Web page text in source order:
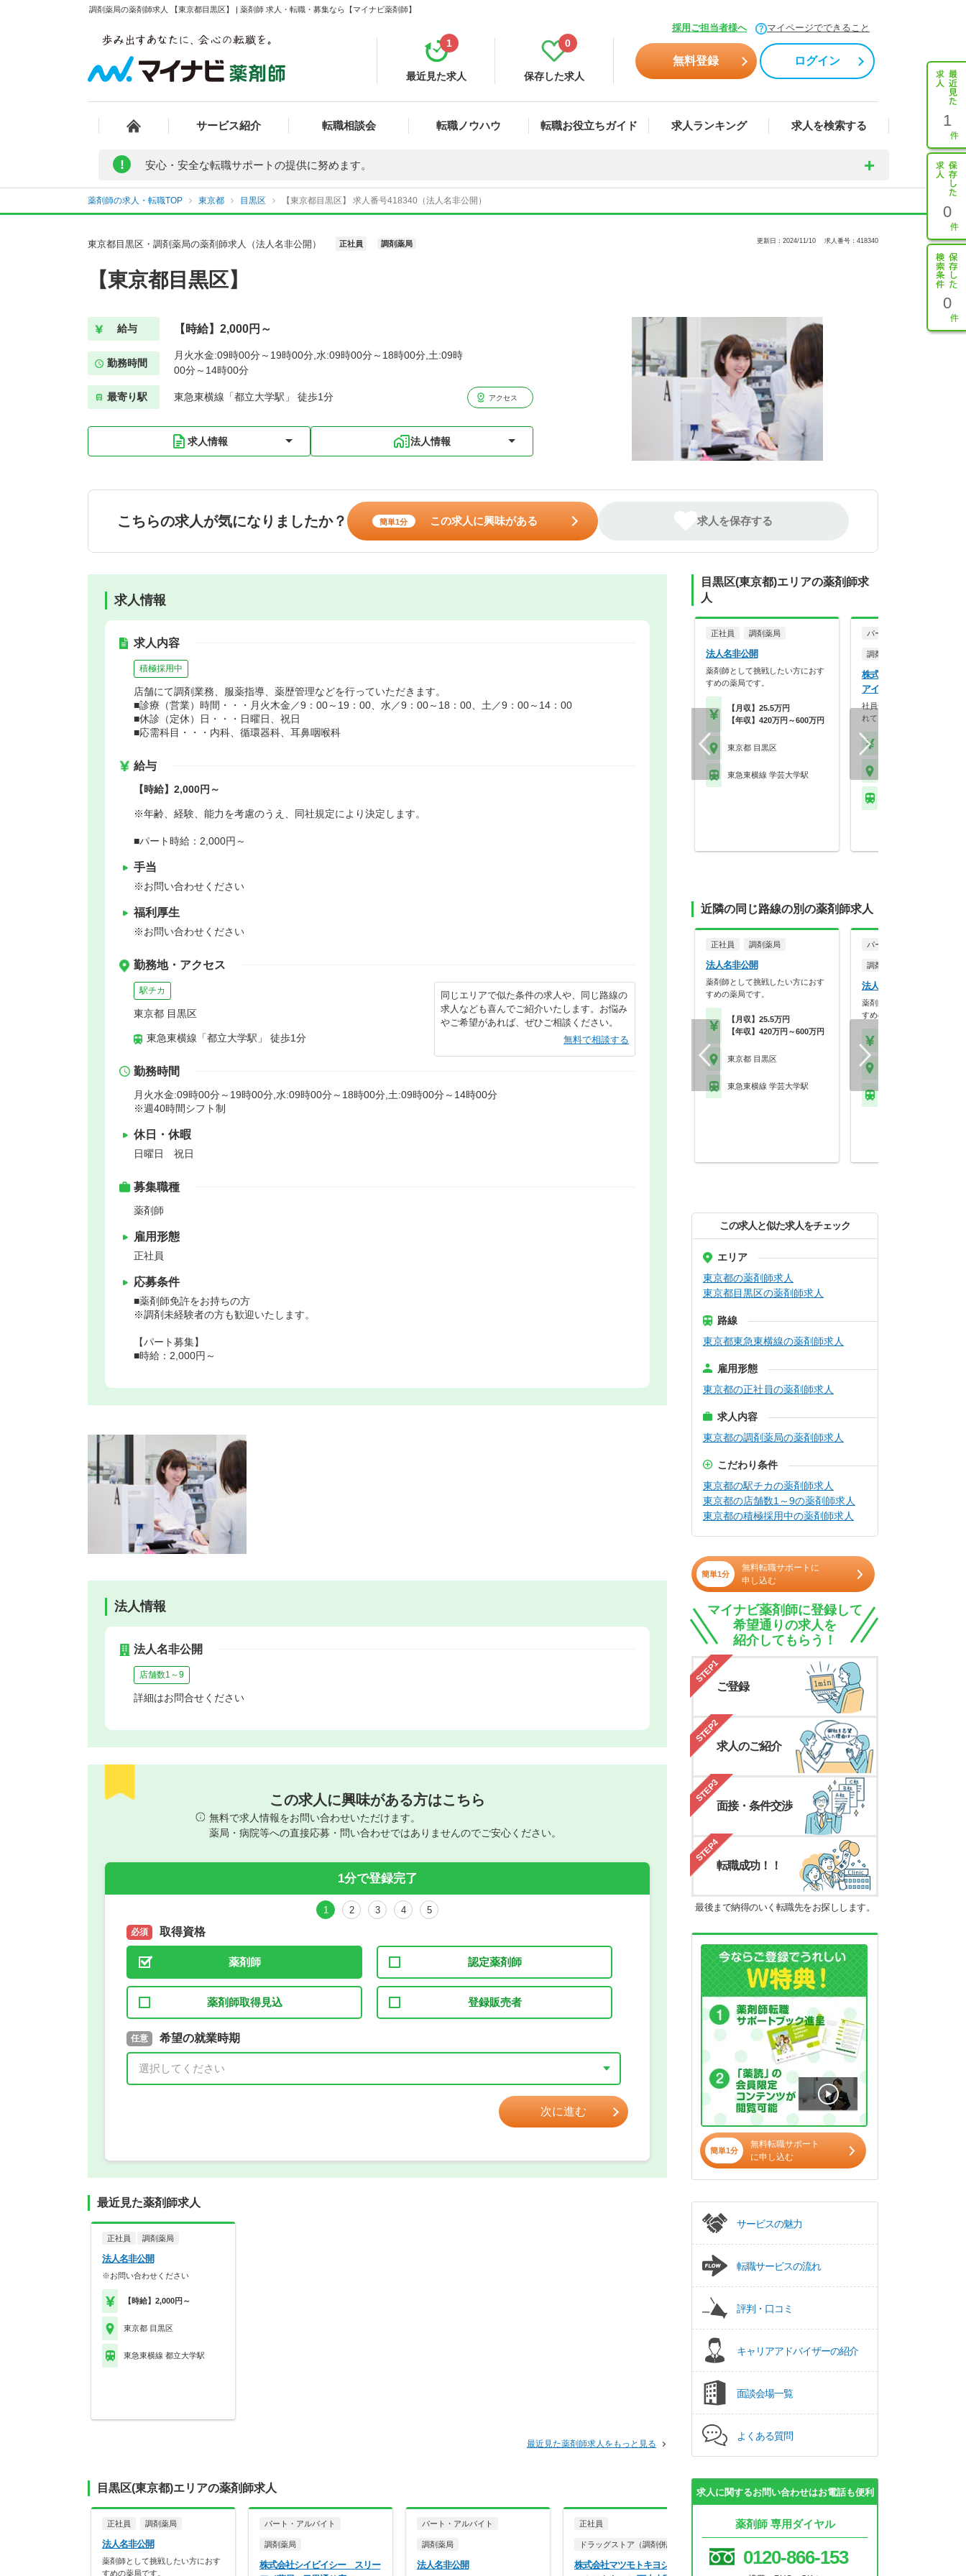
調剤薬局の薬剤師求人 【東京都目黒区】 | 薬剤師 求人・転職・募集なら【マイナビ薬剤師】
採用ご担当者様へ マイページでできること
最近見た求人
1
保存した求人
0
無料登録 ログイン
サービス紹介 転職相談会 転職ノウハウ 転職お役立ちガイド 求人ランキング 求人を検索する 1
0
0
! 安心・安全な転職サポートの提供に努めます。
薬剤師の求人・転職TOP 東京都 目黒区 【東京都目黒区】 求人番号418340（法人名非公開）
東京都目黒区・調剤薬局の薬剤師求人（法人名非公開） 正社員 調剤薬局 更新日：2024/11/10 求人番号：418340
【東京都目黒区】
給与 【時給】2,000円～
勤務時間
月火水金:09時00分～19時00分,水:09時00分～18時00分,土:09時
00分～14時00分
最寄り駅 東急東横線「都立大学駅」 徒歩1分 アクセス
求人情報 法人情報
こちらの求人が気になりましたか？ 簡単1分 この求人に興味がある 求人を保存する
求人情報
求人内容
積極採用中
店舗にて調剤業務、服薬指導、薬歴管理などを行っていただきます。
■診療（営業）時間・・・月火木金／9：00～19：00、水／9：00～18：00、土／9：00～14：00
■休診（定休）日・・・日曜日、祝日
■応需科目・・・内科、循環器科、耳鼻咽喉科
給与
【時給】2,000円～
※年齢、経験、能力を考慮のうえ、同社規定により決定します。
■パート時給：2,000円～
手当
※お問い合わせください
福利厚生
※お問い合わせください
勤務地・アクセス
駅チカ
東京都 目黒区
東急東横線「都立大学駅」 徒歩1分
同じエリアで似た条件の求人や、同じ路線の
求人なども喜んでご紹介いたします。お悩み
やご希望があれば、ぜひご相談ください。
無料で相談する
勤務時間
月火水金:09時00分～19時00分,水:09時00分～18時00分,土:09時00分～14時00分
※週40時間シフト制
休日・休暇
日曜日 祝日
募集職種
薬剤師
雇用形態
正社員
応募条件
■薬剤師免許をお持ちの方
※調剤未経験者の方も歓迎いたします。
【パート募集】
■時給：2,000円～
法人情報
法人名非公開
店舗数1～9
詳細はお問合せください
この求人に興味がある方はこちら
無料で求人情報をお問い合わせいただけます。
薬局・病院等への直接応募・問い合わせではありませんのでご安心ください。
1分で登録完了
1 2 3 4 5
必須 取得資格
薬剤師 認定薬剤師
薬剤師取得見込 登録販売者
必須 取得予定年
年 3月
任意 希望の就業時期
必須 希望の働き方
正社員
パート(週4日～5日)
次に進む
最近見た薬剤師求人
正社員 調剤薬局
法人名非公開
※お問い合わせください
【時給】2,000円～
東京都 目黒区
東急東横線 都立大学駅
最近見た薬剤師求人をもっと見る
目黒区(東京都)エリアの薬剤師求人
正社員 調剤薬局
法人名非公開
薬剤師として挑戦したい方におす
すめの薬局です。
パート・アルバイト
調剤薬局
株式会社シイビイシー スリー
パート・アルバイト
調剤薬局
法人名非公開
正社員
ドラッグストア（調剤併設）
株式会社マツモトキヨシ 薬
正社員 調剤薬局
株式会社マツモトキヨシ 薬
目黒区(東京都)エリアの薬剤師求
人
正社員 調剤薬局
法人名非公開
薬剤師として挑戦したい方におす
すめの薬局です。
【月収】25.5万円
【年収】420万円～600万円
東京都 目黒区
東急東横線 学芸大学駅
パート・アルバイト
調剤薬局
株式会社シイビイシー
アイ薬局 目黒通り店
社員全員が愛着を持ってご勤
れている地域に根付い…
近隣の同じ路線の別の薬剤師求人
正社員 調剤薬局
法人名非公開
薬剤師として挑戦したい方におす
すめの薬局です。
【月収】25.5万円
【年収】420万円～600万円
東京都 目黒区
東急東横線 学芸大学駅
パート・アルバイト
調剤薬局
法人名非公開
薬剤師として挑戦したい方に
すめの薬局です。
この求人と似た求人をチェック
エリア
東京都の薬剤師求人
東京都目黒区の薬剤師求人
路線
東京都東急東横線の薬剤師求人
雇用形態
東京都の正社員の薬剤師求人
求人内容
東京都の調剤薬局の薬剤師求人
こだわり条件
東京都の駅チカの薬剤師求人
東京都の店舗数1～9の薬剤師求人
東京都の積極採用中の薬剤師求人
簡単1分
無料転職サポートに
申し込む
マイナビ薬剤師に登録して
希望通りの求人を
紹介してもらう！
STEP1
ご登録
STEP2
求人のご紹介
STEP3
面接・条件交渉
STEP4
転職成功！！
最後まで納得のいく転職先をお探しします。
簡単1分
無料転職サポート
に申し込む
サービスの魅力
転職サービスの流れ
評判・口コミ
キャリアアドバイザーの紹介
面談会場一覧
よくある質問
求人に関するお問い合わせはお電話も便利
薬剤師 専用ダイヤル
0120-866-153